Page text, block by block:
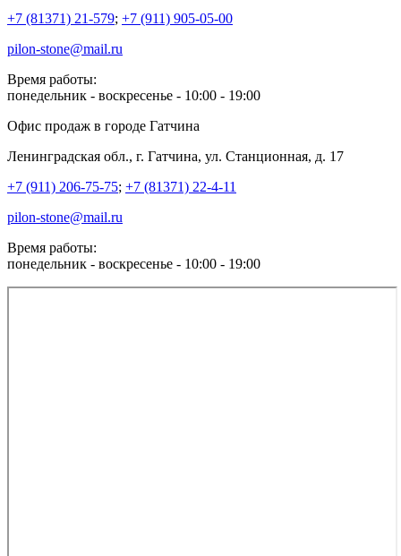
+7 (81371) 21-579; +7 (911) 905-05-00
pilon-stone@mail.ru
Время работы:
понедельник - воскресенье - 10:00 - 19:00
Офис продаж в городе Гатчина
Ленинградская обл., г. Гатчина, ул. Станционная, д. 17
+7 (911) 206-75-75; +7 (81371) 22-4-11
pilon-stone@mail.ru
Время работы:
понедельник - воскресенье - 10:00 - 19:00